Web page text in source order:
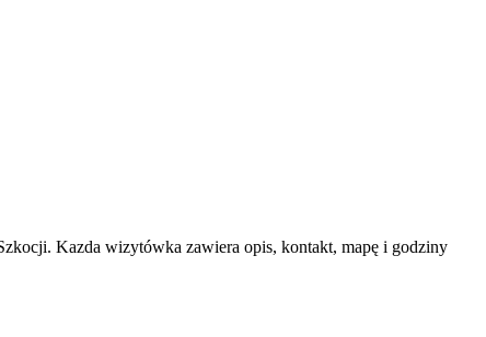
Kazda wizytówka zawiera opis, kontakt, mapę i godziny